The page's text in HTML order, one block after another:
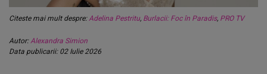
Citeste mai mult despre:Adelina Pestritu, Burlacii: Foc în Paradis, PRO TV
Autor:Alexandra Simion
Data publicarii: 02 Iulie 2026